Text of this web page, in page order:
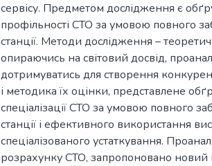
сервісу. Предметом дослідження є
профільності СТО за умовою повного
станції. Методи дослідження –
опираючись на світовий досвід,
дотримуватись для створення
і методика їх оцінки, представлене
спеціалізації СТО за умовою повного
станції і ефективного використання
спеціалізованого устаткування.
розрахунку СТО, запропоновано новий